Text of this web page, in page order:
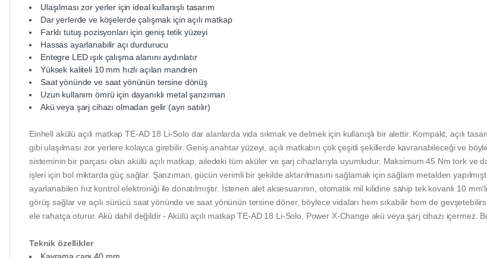
Ulaşılması zor yerler için ideal kullanışlı tasarım
Dar yerlerde ve köşelerde çalışmak için açılı matkap
Farklı tutuş pozisyonları için geniş tetik yüzeyi
Hassas ayarlanabilir açı durdurucu
Entegre LED ışık çalışma alanını aydınlatır
Yüksek kaliteli 10 mm hızlı açılan mandren
Saat yönünde ve saat yönünün tersine dönüş
Uzun kullanım ömrü için dayanıklı metal şanzıman
Akü veya şarj cihazı olmadan gelir (ayrı satılır)
Einhell akülü açılı matkap TE-AD 18 Li-Solo dar alanlarda vida sıkmak ve delmek için kullanışlı bir alettir. Kompakt, açılı
gibi ulaşılması zor yerlere kolayca girebilir. Geniş anahtar yüzeyi, açılı matkabın çok çeşitli şekillerde kavranabileceği ve
sisteminin bir parçası olan akülü açılı matkap, ailedeki tüm aküler ve şarj cihazlarıyla uyumludur. Maksimum 45 Nm tork ve
işleri için bol miktarda güç sağlar. Şanzıman, gücün verimli bir şekilde aktarılmasını sağlamak için sağlam metalden
ayarlanabilen hız kontrol elektroniği ile donatılmıştır. İstenen alet aksesuarının, otomatik mil kilidine sahip tek kovanlı 10
görüş sağlar ve açılı sürücü saat yönünde ve saat yönünün tersine döner, böylece vidaları hem sıkabilir hem de
ele rahatça oturur. Akü dahil değildir - Akülü açılı matkap TE-AD 18 Li-Solo, Power X-Change akü veya şarj cihazı içermez.
Teknik özellikler